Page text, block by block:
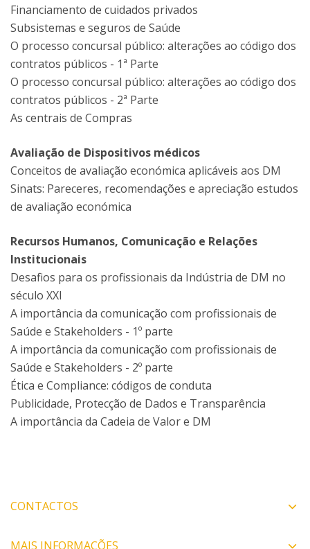
Financiamento de cuidados privados
Subsistemas e seguros de Saúde
O processo concursal público: alterações ao código dos
contratos públicos - 1ª Parte
O processo concursal público: alterações ao código dos
contratos públicos - 2ª Parte
As centrais de Compras
Avaliação de Dispositivos médicos
Conceitos de avaliação económica aplicáveis aos DM
Sinats: Pareceres, recomendações e apreciação estudos
de avaliação económica
Recursos Humanos, Comunicação e Relações
Institucionais
Desafios para os profissionais da Indústria de DM no
século XXI
A importância da comunicação com profissionais de
Saúde e Stakeholders - 1º parte
A importância da comunicação com profissionais de
Saúde e Stakeholders - 2º parte
Ética e Compliance: códigos de conduta
Publicidade, Protecção de Dados e Transparência
A importância da Cadeia de Valor e DM
CONTACTOS
MAIS INFORMAÇÕES